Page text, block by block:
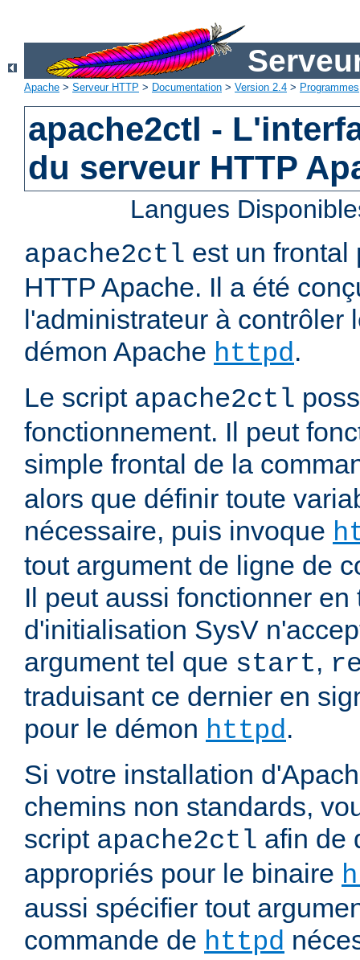
Apache > Serveur HTTP > Documentation > Version 2.4 > Programmes
apache2ctl -
du serveur HTTP
Langues
apache2ctl est un frontal
HTTP Apache. Il a été
l'administrateur à contrôler
démon Apache httpd.
Le script apache2ctl
fonctionnement. Il peut
simple frontal de la
alors que définir toute
nécessaire, puis invoque
tout argument de ligne de
Il peut aussi fonctionner en
d'initialisation SysV
argument tel que start,
traduisant ce dernier en
pour le démon httpd.
Si votre installation
chemins non standards,
script apache2ctl afin de
appropriés pour le binaire
aussi spécifier tout
commande de httpd